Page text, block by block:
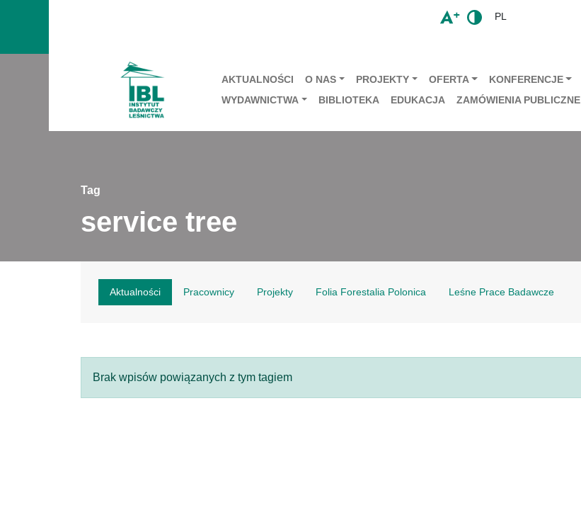
PL
AKTUALNOŚCI O NAS PROJEKTY OFERTA KONFERENCJE
WYDAWNICTWA
BIBLIOTEKA EDUKACJA ZAMÓWIENIA PUBLICZNE
Tag
service tree
Aktualności Pracownicy Projekty Folia Forestalia Polonica Leśne Prace Badawcze
Brak wpisów powiązanych z tym tagiem